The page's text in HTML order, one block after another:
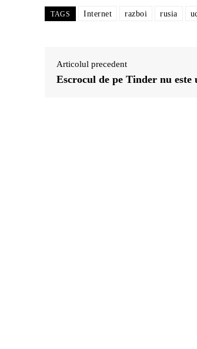
TAGS Internet razboi rusia
Articolul precedent
Escrocul de pe Tinder nu este